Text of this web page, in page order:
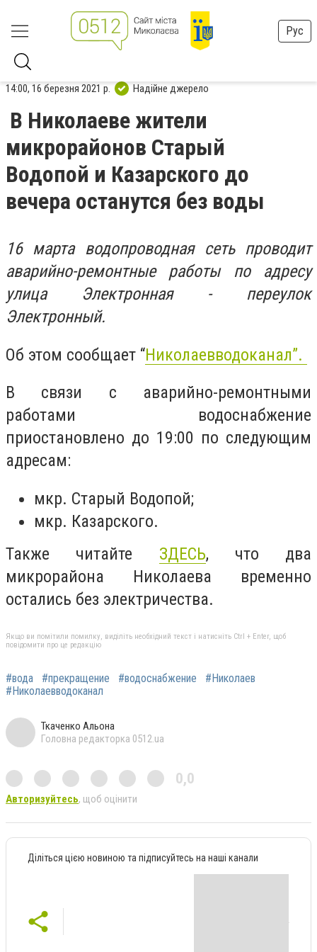
Рус
14:00, 16 березня 2021 р. Надійне джерело
В Николаеве жители
микрорайонов Старый
Водопой и Казарского до
вечера останутся без воды
16 марта водопроводная сеть проводит
аварийно-ремонтные работы по адресу
улица Электронная - переулок
Электронный.
Об этом сообщает “Николаевводоканал”.
В связи с аварийно-ремонтными
работами водоснабжение
приостановлено до 19:00 по следующим
адресам:
мкр. Старый Водопой;
мкр. Казарского.
Также читайте ЗДЕСЬ, что два
микрорайона Николаева временно
остались без электричества.
Якщо ви помітили помилку, виділіть необхідний текст і натисніть Ctrl + Enter, щоб
повідомити про це редакцію
#вода #прекращение #водоснабжение
#Николаев
#Николаевводоканал
Ткаченко Альона
Головна редакторка 0512.ua
0,0
Авторизуйтесь, щоб оцінити
Діліться цією новиною та підписуйтесь на наші канали